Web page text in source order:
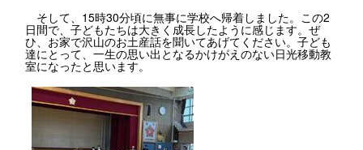
そして、15時30分頃に無事に学校へ帰着しました。この2
日間で、子どもたちは大きく成長したように感じます。ぜ
ひ、お家で沢山のお土産話を聞いてあげてください。子ども
達にとって、一生の思い出となるかけがえのない日光移動教
室になったと思います。